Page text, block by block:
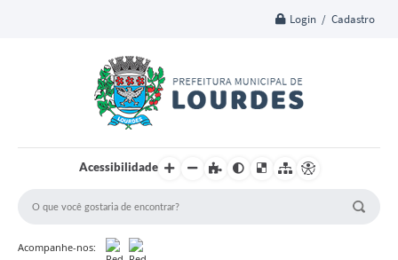
Login / Cadastro
Acessibilidade
Acompanhe-nos: